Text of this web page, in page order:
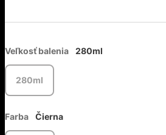
Veľkosť balenia 280ml
280ml
Farba Čierna